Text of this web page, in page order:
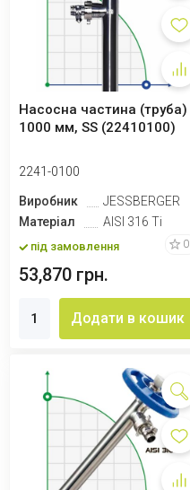
Насосна частина (труба)
1000 мм, SS (22410100)
2241-0100
Виробник
JESSBERGER
Матеріал
AISI 316 Ti
під замовлення 0
53,870 грн.
Додати в кошик